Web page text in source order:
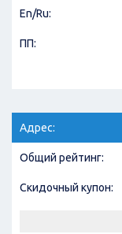
En/Ru:
ПП:
Адрес:
Общий рейтинг:
Скидочный купон: